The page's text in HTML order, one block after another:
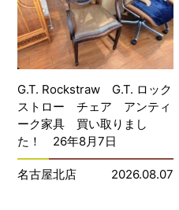
G.T. Rockstraw G.T. ロック
ストロー チェア アンティ
ーク家具 買い取りまし
た！ 26年8月7日
名古屋北店 2026.08.07